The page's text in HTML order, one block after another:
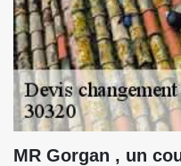
MR Gorgan , un